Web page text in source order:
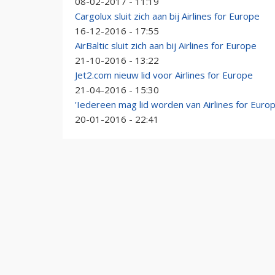
Cargolux sluit zich aan bij Airlines for Europe
16-12-2016 - 17:55
AirBaltic sluit zich aan bij Airlines for Europe
21-10-2016 - 13:22
Jet2.com nieuw lid voor Airlines for Europe
21-04-2016 - 15:30
'Iedereen mag lid worden van Airlines for
20-01-2016 - 22:41